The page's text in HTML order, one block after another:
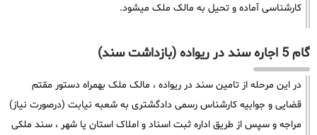
کارشناسی آماده و تحیل به مالک ملک میشود.
گام 5 اجاره سند در ریواده (بازداشت سند)
در این مرحله از تامین سند در ریواده ، مالک ملک بهمراه دستور مقتم
قضایی و جوابیه کارشناس رسمی دادگشتری به شعبه نیابت (درصورت نیاز)
مراجه و سپس از طریق اداره ثبت اسناد و املاک استان یا شهر ، سند ملکی